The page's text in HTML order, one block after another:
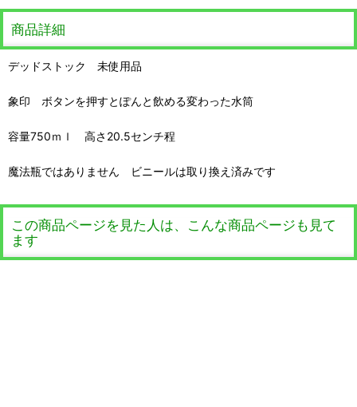
商品詳細
デッドストック 未使用品
象印 ボタンを押すとぽんと飲める変わった水筒
容量750ｍｌ 高さ20.5センチ程
魔法瓶ではありません ビニールは取り換え済みです
この商品ページを見た人は、こんな商品ページも見て
ます